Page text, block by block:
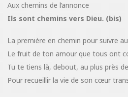
Aux chemins de l’annonce
Ils sont chemins vers Dieu. (bis)
La première en chemin pour suivre
Le fruit de ton amour que tous ont
Tu te tiens là, debout, au plus près
Pour recueillir la vie de son cœur